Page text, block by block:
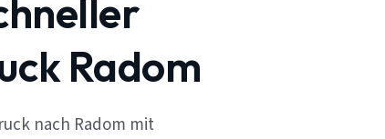
Radom
nach Radom mit